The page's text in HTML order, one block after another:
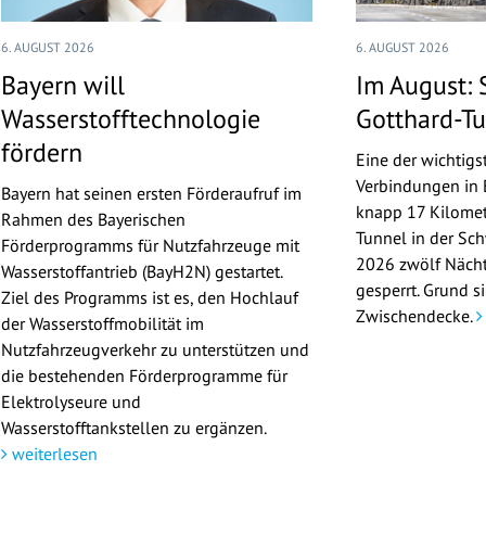
6. AUGUST 2026
Bayern will
Wasserstofftechnologie
fördern
Bayern hat seinen ersten Förderaufruf im
Rahmen des Bayerischen
Förderprogramms für Nutzfahrzeuge mit
Wasserstoffantrieb (BayH2N) gestartet.
Ziel des Programms ist es, den Hochlauf
der Wasserstoffmobilität im
Nutzfahrzeugverkehr zu unterstützen und
die bestehenden Förderprogramme für
Elektrolyseure und
Wasserstofftankstellen zu ergänzen.
weiterlesen
6. AUGUST 2026
Im August:
Gotthard-
Eine der
Verbindungen in
knapp 17
Tunnel in der
2026 zwölf
gesperrt. Grund
Zwischendecke.